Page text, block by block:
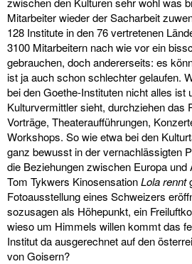
Mitarbeiter wieder der Sacharbeit
128 Institute in den 76 vertretenen
3100 Mitarbeitern nach wie vor ein
gebrauchen, doch andererseits: es
ist ja auch schon schlechter gelaufen.
bei den Goethe-Instituten nicht alles ist
Kulturvermittler sieht, durchziehen das
Vorträge, Theateraufführungen,
Workshops. So wie etwa bei den
ganz bewusst in der vernachlässigten
die Beziehungen zwischen Europa und
Tom Tykwers KinosensationLola rennt
Fotoausstellung eines Schweizers
sozusagen als Höhepunkt, ein
wieso um Himmels willen kommt das
Institut da ausgerechnet auf den
von Goisern?